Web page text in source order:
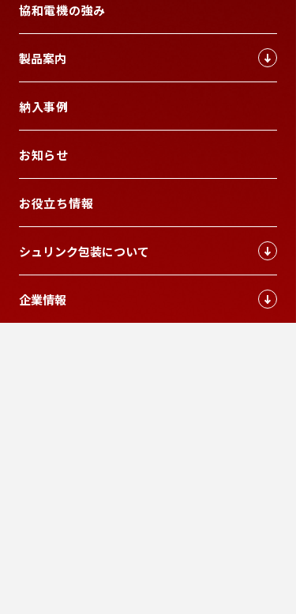
協和電機の強み
製品案内
納入事例
お知らせ
お役立ち情報
シュリンク包装について
企業情報